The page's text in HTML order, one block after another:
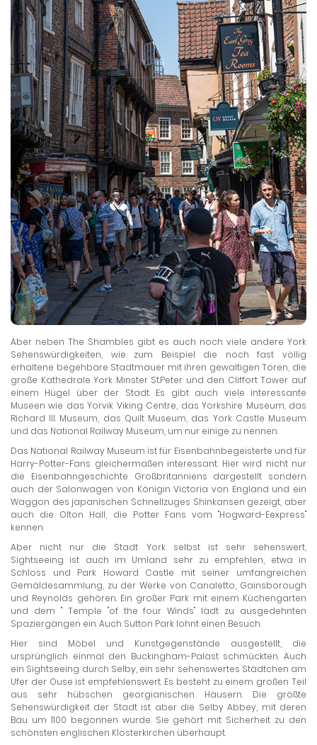
Aber neben The Shambles gibt es auch noch viele andere York
Sehenswürdigkeiten, wie zum Beispiel die noch fast völlig
erhaltene begehbare Stadtmauer mit ihren gewaltigen Toren, die
große Kathedrale York Minster St.Peter und den Cliffort Tower auf
einem Hügel über der Stadt. Es gibt auch viele interessante
Museen wie das Yorvik Viking Centre, das Yorkshire Museum, das
Richard III. Museum, das Quilt Museum, das York Castle Museum
und das National Railway Museum, um nur einige zu nennen.
Das National Railway Museum ist für Eisenbahnbegeisterte und für
Harry-Potter-Fans gleichermaßen interessant. Hier wird nicht nur
die Eisenbahngeschichte Großbritanniens dargestellt sondern
auch der Salonwagen von Königin Victoria von England und ein
Waggon des japanischen Schnellzuges Shinkansen gezeigt, aber
auch die Olton Hall, die Potter Fans vom "Hogward-Eexpress"
kennen.
Aber nicht nur die Stadt York selbst ist sehr sehenswert,
Sightseeing ist auch im Umland sehr zu empfehlen, etwa in
Schloss und Park Howard Castle mit seiner umfangreichen
Gemäldesammlung, zu der Werke von Canaletto, Gainsborough
und Reynolds gehören. Ein großer Park mit einem Küchengarten
und dem " Temple "of the four Winds" lädt zu ausgedehnten
Spaziergängen ein. Auch Sutton Park lohnt einen Besuch.
Hier sind Möbel und Kunstgegenstände ausgestellt, die
ursprünglich einmal den Buckingham-Palast schmückten. Auch
ein Sightseeing durch Selby, ein sehr sehenswertes Städtchen am
Ufer der Ouse ist empfehlenswert. Es besteht zu einem großen Teil
aus sehr hübschen georgianischen Häusern. Die größte
Sehenswürdigkeit der Stadt ist aber die Selby Abbey, mit deren
Bau um 1100 begonnen wurde. Sie gehört mit Sicherheit zu den
schönsten englischen Klosterkirchen überhaupt.